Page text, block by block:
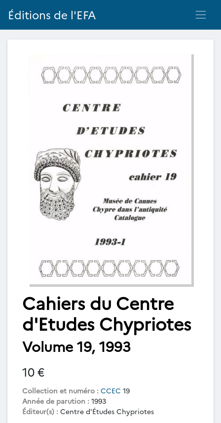
Éditions de l'EFA
Cahiers du Centre
d'Etudes Chypriotes
Volume 19, 1993
10 €
Collection et numéro : CCEC 19
Année de parution : 1993
Éditeur(s) : Centre d'Études Chypriotes